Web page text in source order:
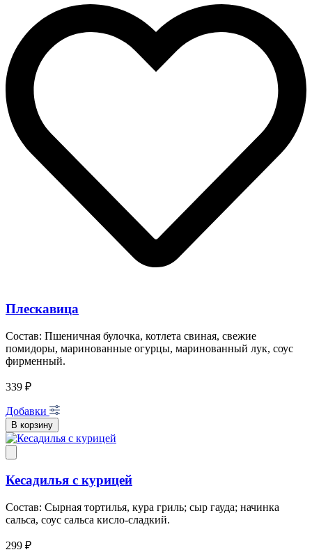
Плескавица
Состав: Пшеничная булочка, котлета свиная, свежие
помидоры, маринованные огурцы, маринованный лук, соус
фирменный.
339 ₽
Добавки
В корзину
Кесадилья с курицей
Состав: Сырная тортилья, кура гриль; сыр гауда; начинка
сальса, соус сальса кисло-сладкий.
299 ₽